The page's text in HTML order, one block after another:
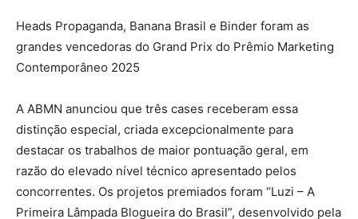
Heads Propaganda, Banana Brasil e Binder foram as
grandes vencedoras do Grand Prix do Prêmio Marketing
Contemporâneo 2025
A ABMN anunciou que três cases receberam essa
distinção especial, criada excepcionalmente para
destacar os trabalhos de maior pontuação geral, em
razão do elevado nível técnico apresentado pelos
concorrentes. Os projetos premiados foram “Luzi – A
Primeira Lâmpada Blogueira do Brasil”, desenvolvido pela